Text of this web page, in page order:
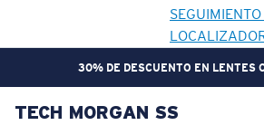
30% DE DESCUENTO EN LENTES
OBJETIVO ACTUALIZADO
TECH MORGAN SS